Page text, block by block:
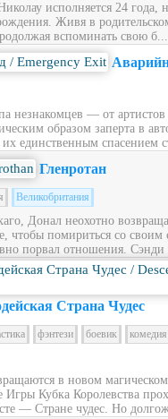
исполняется 24 года,
Живя в
вспоминать свою б...
незнакомцев — от
образом заперта в
единственным спасением
Гленротан
Великобритания
Донал неохотно
чтобы помириться со
порвал отношения. Сэнди
Страна Чудес
фэнтези боевик комедия
в новом
Игры Кубка Королевства
— Стране чудес. Но